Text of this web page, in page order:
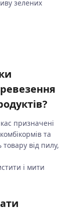
зелених
призначені
та
товару від пилу,
і мити